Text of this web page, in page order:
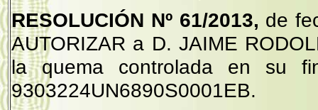
RESOLUCIÓN Nº 61/2013, de
AUTORIZAR a D. JAIME
la quema controlada en su
9303224UN6890S0001EB.